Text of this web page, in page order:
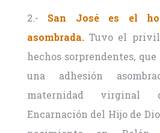
2.- San José es el
asombrada.Tuvo el
hechos sorprendentes,
una adhesión
maternidad
Encarnación del Hijo de